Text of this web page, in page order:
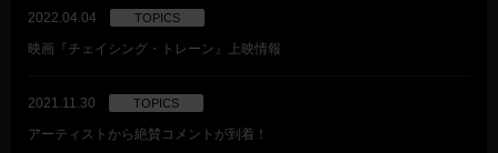
2022.04.04 TOPICS
映画『チェイシング・トレーン』上映情報
2021.11.30 TOPICS
アーティストから絶賛コメントが到着！